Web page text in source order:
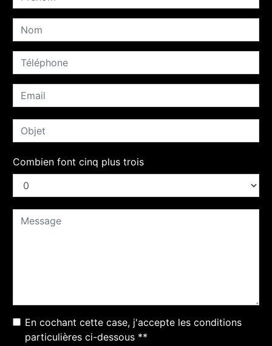
Combien font cinq plus trois
En cochant cette case, j'accepte les conditions
particulières ci-dessous **